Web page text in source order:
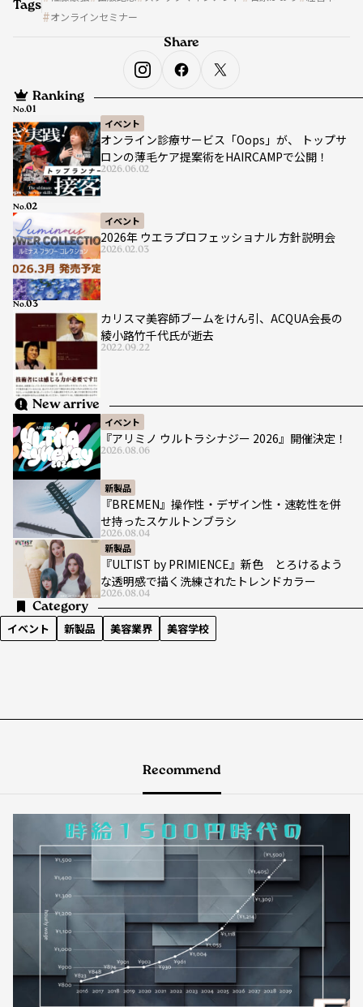
Tags
オンラインセミナー
Ranking
イベント
オンライン診療サービス「Oops」が、 トップサ
ロンの薄毛ケア提案術をHAIRCAMPで公開！
2026.06.02
No.
イベント
2026年 ウエラプロフェッショナル 方針説明会
2026.02.03
No.
カリスマ美容師ブームをけん引、ACQUA会長の
綾小路竹千代氏が逝去
2022.09.22
No.
New arrive
イベント
『アリミノ ウルトラシナジー 2026』開催決定！
2026.08.06
新製品
『BREMEN』操作性・デザイン性・速乾性を併
せ持ったスケルトンブラシ
2026.08.04
新製品
『ULTIST by PRIMIENCE』新色 とろけるよう
な透明感で描く洗練されたトレンドカラー
2026.08.04
Category
イベント 新製品 美容業界 美容学校
Share
Recommend